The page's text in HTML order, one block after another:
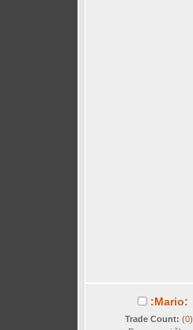
:Mario:
Trade Count: (0)